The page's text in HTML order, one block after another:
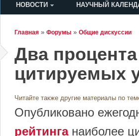
Меню пользователя
НОВОСТИ НАУЧНЫЙ
Главная » Форумы » Общие дискуссии
Два
цитируемых
Читайте также другие материалы по
Опубликовано
рейтинга наиболее